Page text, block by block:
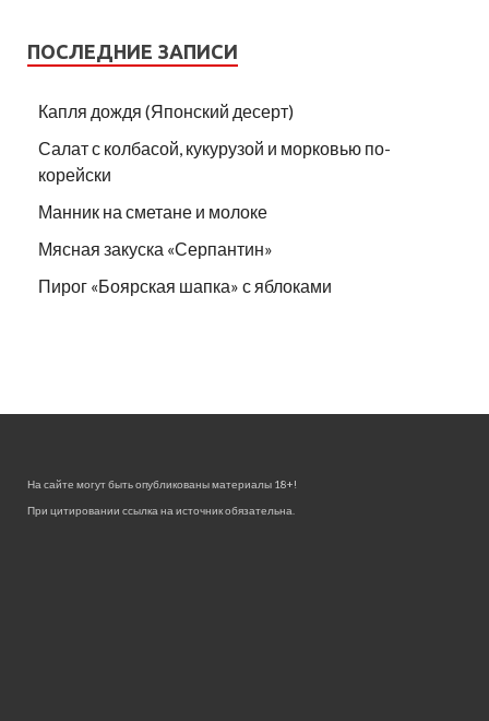
ПОСЛЕДНИЕ ЗАПИСИ
Капля дождя (Японский десерт)
Салат с колбасой, кукурузой и морковью по-
корейски
Манник на сметане и молоке
Мясная закуска «Серпантин»
Пирог «Боярская шапка» с яблоками
На сайте могут быть опубликованы материалы 18+!
При цитировании ссылка на источник обязательна.